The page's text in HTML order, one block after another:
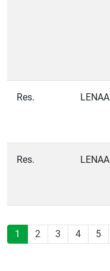
Res. LENAA
Res. LENAA
Paginación
1 2 3 4 5